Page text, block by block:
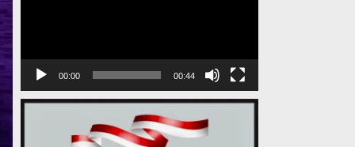
00:00 00:44